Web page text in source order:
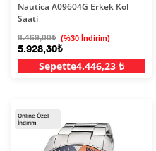
Sepette4.446,23 ₺
Nautica A09604G Erkek Kol
Saati
8.469,00₺ (%30 İndirim)
5.928,30₺
Online Özel
İndirim